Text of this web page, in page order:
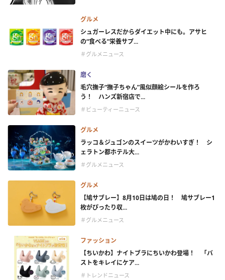
グルメ
シュガーレスだからダイエット中にも。アサヒ
の“食べる”栄養サプ...
＃グルメニュース
磨く
毛穴撫子“撫子ちゃん”風似顔絵シールを作ろ
う！ ハンズ新宿店で...
＃ビューティーニュース
グルメ
ラッコ＆ジュゴンのスイーツがかわいすぎ！ シ
ェラトン都ホテル大...
＃グルメニュース
グルメ
【鳩サブレー】8月10日は鳩の日！ 鳩サブレー1
枚がぴったり収...
＃グルメニュース
ファッション
【ちいかわ】ナイトブラにちいかわ登場！ 「バ
ストをキレイにケア...
＃トレンドニュース